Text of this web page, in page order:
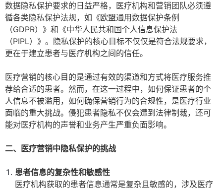
数据隐私保护要求的日益严格，医疗机构和营销团队必须遵
循各类隐私保护法规，如《欧盟通用数据保护条例
（GDPR）》和《中华人民共和国个人信息保护法
（PIPL）》。隐私保护的核心目标不仅仅是符合法规要求，
更在于建立患者与医疗机构之间的信任。
医疗营销的核心目的是通过有效的渠道和方式将医疗服务推
荐给合适的患者。然而，在这一过程中，如何保证患者的个
人信息不被滥用，如何确保营销行为的合规性，是医疗行业
面临的重大挑战。侵犯患者隐私不仅会遭到法律制裁，还可
能对医疗机构的声誉和业务产生严重负面影响。
二、医疗营销中隐私保护的挑战
患者信息的复杂性和敏感性
医疗机构获取的患者信息通常是复杂且敏感的，涉及医疗